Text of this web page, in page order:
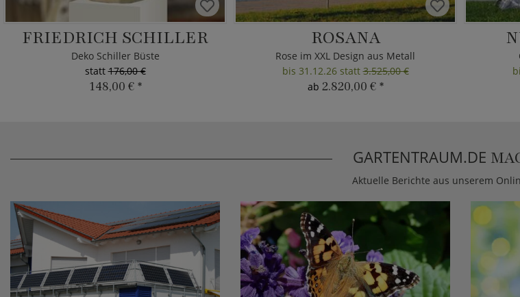
FRIEDRICH SCHILLER
Deko Schiller Büste
statt176,00 €
148,00 € *
ROSANA
Rose im XXL Design aus Metall
bis 31.12.26 statt3.525,00 €
ab 2.820,00 € *
GARTENTRAUM.DE
Aktuelle Berichte aus unserem